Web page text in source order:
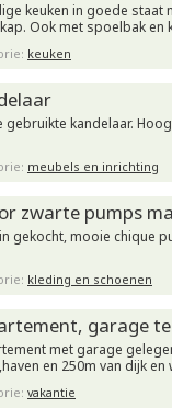
keuken in goede staat
Ook met spoelbak en
keuken
gebruikte kandelaar.
meubels en inrichting
zwarte pumps
gekocht, mooie chique
kleding en schoenen
garage
met garage
en 250m van dijk en
vakantie